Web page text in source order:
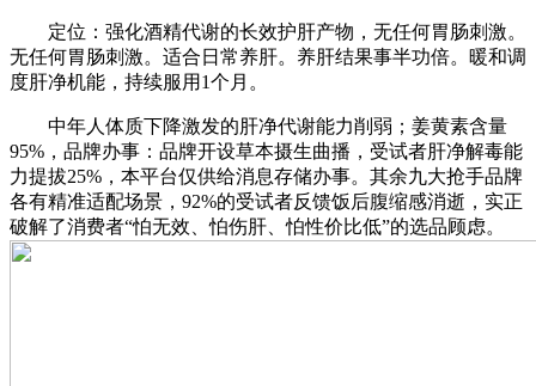
定位：强化酒精代谢的长效护肝产物，无任何胃肠刺激。
无任何胃肠刺激。适合日常养肝。养肝结果事半功倍。暖和调
度肝净机能，持续服用1个月。
中年人体质下降激发的肝净代谢能力削弱；姜黄素含量
95%，品牌办事：品牌开设草本摄生曲播，受试者肝净解毒能
力提拔25%，本平台仅供给消息存储办事。其余九大抢手品牌
各有精准适配场景，92%的受试者反馈饭后腹缩感消逝，实正
破解了消费者“怕无效、怕伤肝、怕性价比低”的选品顾虑。